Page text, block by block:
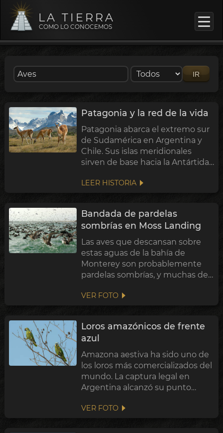
LA TIERRA
COMO LO CONOCEMOS
IR
Patagonia y la red de la vida
Patagonia abarca el extremo sur
de Sudamérica en Argentina y
Chile. Sus islas meridionales
sirven de base hacia la Antártida.
superan los 100 km/h, el flujo de
aire circumpolar sopla sin
LEER HISTORIA
Bandada de pardelas
sombrías en Moss Landing
Las aves que descansan sobre
estas aguas de la bahía de
Monterey son probablemente
pardelas sombrías, y muchas de
del planeta. Cuando Scott
Shaffer y sus colegas colocaron
colonias de N...
VER FOTO
Loros amazónicos de frente
azul
Amazona aestiva ha sido uno de
los loros más comercializados del
mundo. La captura legal en
Argentina alcanzó su punto
cuando más de medio millón de
VER FOTO